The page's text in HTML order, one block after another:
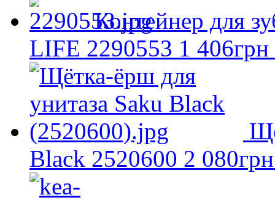
Контейнер для
LIFE 2290553 1 406грн
Black 2520600 2 080грн